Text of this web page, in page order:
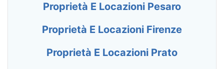
Proprietà E Locazioni Pesaro
Proprietà E Locazioni Firenze
Proprietà E Locazioni Prato